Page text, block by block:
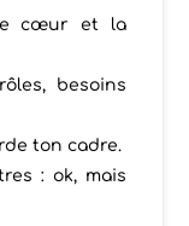
cœur et la
besoins
ton cadre.
: ok, mais